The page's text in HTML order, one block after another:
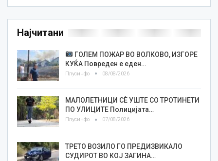
Најчитани
ГОЛЕМ ПОЖАР ВО ВОЛКОВО, ИЗГОРЕ
КУЌА Повреден е еден…
Плусинфо 08/08/2026
МАЛОЛЕТНИЦИ СÈ УШТЕ СО ТРОТИНЕТИ
ПО УЛИЦИТЕ Полицијата…
Плусинфо 07/08/2026
ТРЕТО ВОЗИЛО ГО ПРЕДИЗВИКАЛО
СУДИРОТ ВО КОЈ ЗАГИНА…